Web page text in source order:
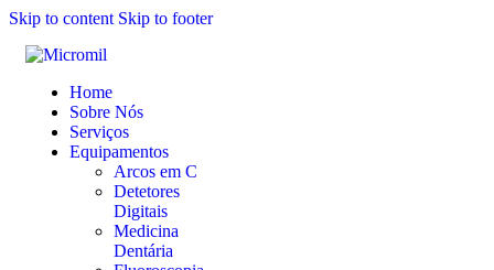
Skip to content Skip to footer
Home
Sobre Nós
Serviços
Equipamentos
Arcos em C
Detetores
Digitais
Medicina
Dentária